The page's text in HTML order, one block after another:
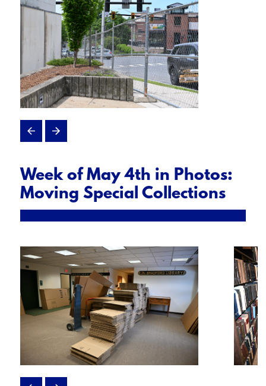
Week of May 4th in Photos:
Moving Special Collections